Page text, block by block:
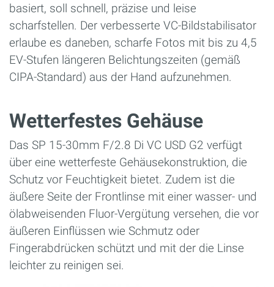
basiert, soll schnell, präzise und leise
scharfstellen. Der verbesserte VC-Bildstabilisator
erlaube es daneben, scharfe Fotos mit bis zu 4,5
EV-Stufen längeren Belichtungszeiten (gemäß
CIPA-Standard) aus der Hand aufzunehmen.
Wetterfestes Gehäuse
Das SP 15-30mm F/2.8 Di VC USD G2 verfügt
über eine wetterfeste Gehäusekonstruktion, die
Schutz vor Feuchtigkeit bietet. Zudem ist die
äußere Seite der Frontlinse mit einer wasser- und
ölabweisenden Fluor-Vergütung versehen, die vor
äußeren Einflüssen wie Schmutz oder
Fingerabdrücken schützt und mit der die Linse
leichter zu reinigen sei.